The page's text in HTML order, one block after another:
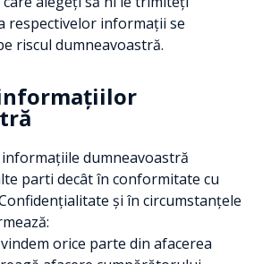
respectivelor informații se
riscul dumneavoastră.
dumneavoastră
parti decât în conformitate cu
și în circumstanțele
orice parte din afacerea